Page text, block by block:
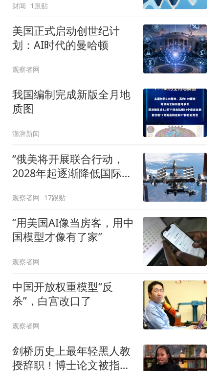
财闻 1跟贴
美国正式启动创世纪计
划：AI时代的曼哈顿
观察者网
我国编制完成新版全月地
质图
澎湃新闻
“俄美将开展联合行动，
2028年起逐渐降低国际空
观察者网 17跟贴
“用美国AI像当房客，用中
国模型才像有了家”
观察者网
中国开放权重模型“反
杀”，白宫改口了
观察者网
剑桥历史上最年轻黑人教
授辞职！博士论文被指抄